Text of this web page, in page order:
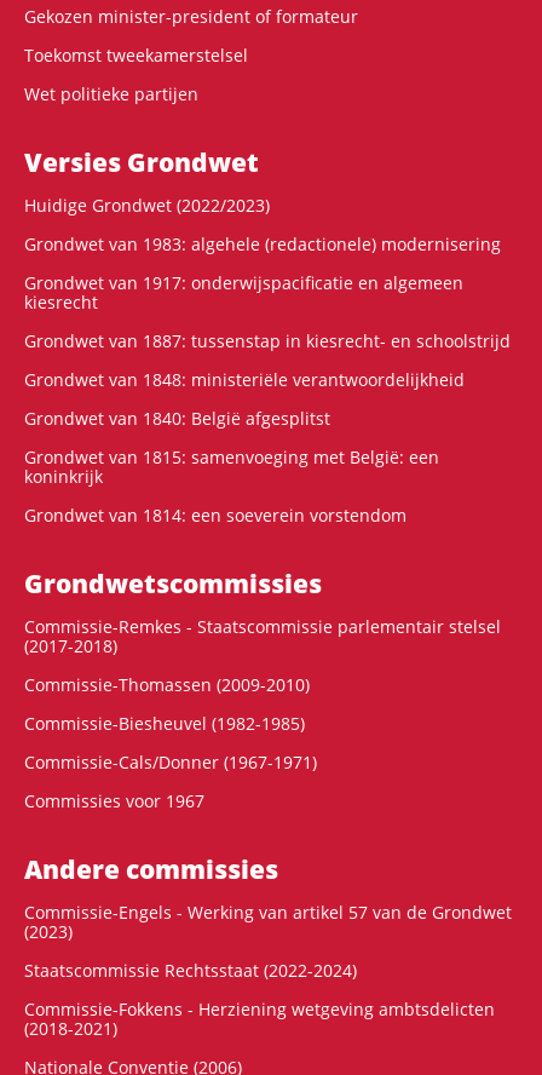
Gekozen minister-president of formateur
Toekomst tweekamerstelsel
Wet politieke partijen
Versies Grondwet
Huidige Grondwet (2022/2023)
Grondwet van 1983: algehele (redactionele) modernisering
Grondwet van 1917: onderwijspacificatie en algemeen
kiesrecht
Grondwet van 1887: tussenstap in kiesrecht- en schoolstrijd
Grondwet van 1848: ministeriële verantwoordelijkheid
Grondwet van 1840: België afgesplitst
Grondwet van 1815: samenvoeging met België: een
koninkrijk
Grondwet van 1814: een soeverein vorstendom
Grondwets­commissies
Commissie-Remkes - Staatscommissie parlementair stelsel
(2017-2018)
Commissie-Thomassen (2009-2010)
Commissie-Biesheuvel (1982-1985)
Commissie-Cals/Donner (1967-1971)
Commissies voor 1967
Andere commissies
Commissie-Engels - Werking van artikel 57 van de Grondwet
(2023)
Staatscommissie Rechtsstaat (2022-2024)
Commissie-Fokkens - Herziening wetgeving ambtsdelicten
(2018-2021)
Nationale Conventie (2006)